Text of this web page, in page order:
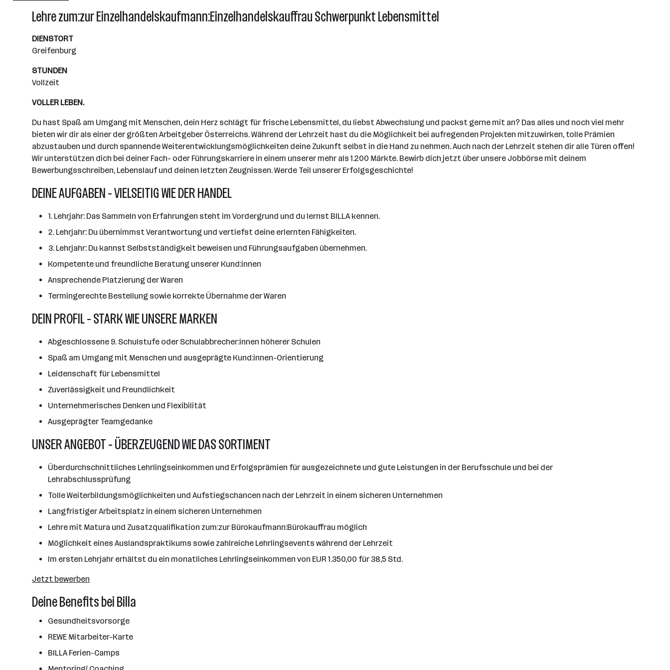
Wiener Neudorf
Lehre zum:zur Einzelhandelskaufmann:Einzelhandelskauffrau Schwerpunkt Lebensmittel
DIENSTORT
Greifenburg
STUNDEN
Vollzeit
VOLLER LEBEN.
Du hast Spaß am Umgang mit Menschen, dein Herz schlägt für frische Lebensmittel, du liebst Abwechslung und packst gerne mit an? Das alles und noch viel mehr
bieten wir dir als einer der größten Arbeitgeber Österreichs. Während der Lehrzeit hast du die Möglichkeit bei aufregenden Projekten mitzuwirken, tolle Prämien
abzustauben und durch spannende Weiterentwicklungsmöglichkeiten deine Zukunft selbst in die Hand zu nehmen. Auch nach der Lehrzeit stehen dir alle Türen offen!
Wir unterstützen dich bei deiner Fach- oder Führungskarriere in einem unserer mehr als 1.200 Märkte. Bewirb dich jetzt über unsere Jobbörse mit deinem
Bewerbungsschreiben, Lebenslauf und deinen letzten Zeugnissen. Werde Teil unserer Erfolgsgeschichte!
DEINE AUFGABEN - VIELSEITIG WIE DER HANDEL
1. Lehrjahr: Das Sammeln von Erfahrungen steht im Vordergrund und du lernst BILLA kennen.
2. Lehrjahr: Du übernimmst Verantwortung und vertiefst deine erlernten Fähigkeiten.
3. Lehrjahr: Du kannst Selbstständigkeit beweisen und Führungsaufgaben übernehmen.
Kompetente und freundliche Beratung unserer Kund:innen
Ansprechende Platzierung der Waren
Termingerechte Bestellung sowie korrekte Übernahme der Waren
DEIN PROFIL - STARK WIE UNSERE MARKEN
Abgeschlossene 9. Schulstufe oder Schulabbrecher:innen höherer Schulen
Spaß am Umgang mit Menschen und ausgeprägte Kund:innen-Orientierung
Leidenschaft für Lebensmittel
Zuverlässigkeit und Freundlichkeit
Unternehmerisches Denken und Flexibilität
Ausgeprägter Teamgedanke
UNSER ANGEBOT - ÜBERZEUGEND WIE DAS SORTIMENT
Überdurchschnittliches Lehrlingseinkommen und Erfolgsprämien für ausgezeichnete und gute Leistungen in der Berufsschule und bei der
Lehrabschlussprüfung
Tolle Weiterbildungsmöglichkeiten und Aufstiegschancen nach der Lehrzeit in einem sicheren Unternehmen
Langfristiger Arbeitsplatz in einem sicheren Unternehmen
Lehre mit Matura und Zusatzqualifikation zum:zur Bürokaufmann:Bürokauffrau möglich
Möglichkeit eines Auslandspraktikums sowie zahlreiche Lehrlingsevents während der Lehrzeit
Im ersten Lehrjahr erhältst du ein monatliches Lehrlingseinkommen von EUR 1.350,00 für 38,5 Std.
Jetzt bewerben
Deine Benefits bei Billa
Gesundheitsvorsorge
REWE Mitarbeiter-Karte
BILLA Ferien-Camps